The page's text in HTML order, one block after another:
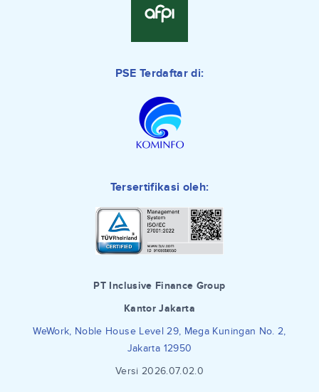
PSE Terdaftar di:
Tersertifikasi oleh:
PT Inclusive Finance Group
Kantor Jakarta
WeWork, Noble House Level 29, Mega Kuningan No. 2,
Jakarta 12950
Versi 2026.07.02.0